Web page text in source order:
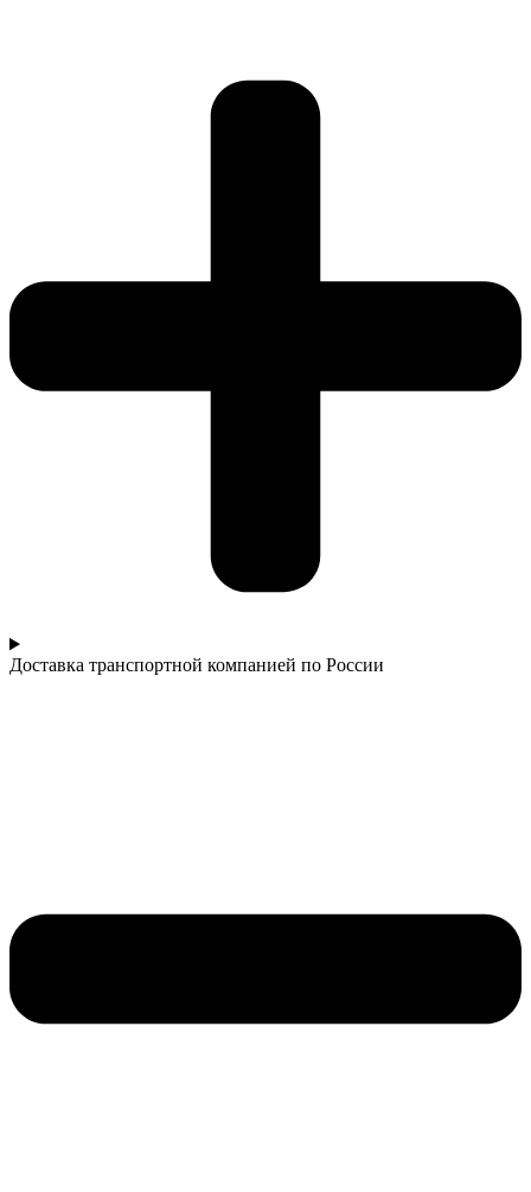
Доставка транспортной компанией по России